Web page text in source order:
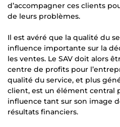
d’accompagner ces clients
de leurs problèmes.
Il est avéré que la qualité du
influence importante sur la
les ventes. Le SAV doit alors
centre de profits pour
qualité du service, et plus
client, est un élément central
influence tant sur son image
résultats financiers.